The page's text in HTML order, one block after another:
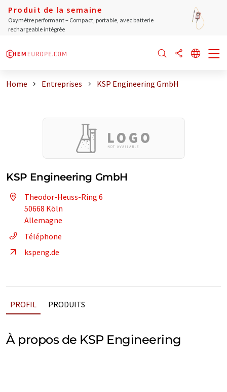
Produit de la semaine
Oxymètre performant – Compact, portable, avec batterie
rechargeable intégrée
Home Entreprises KSP Engineering GmbH
KSP Engineering GmbH
Theodor-Heuss-Ring 6
50668 Köln
Allemagne
Téléphone
kspeng.de
PROFIL PRODUITS
À propos de KSP Engineering